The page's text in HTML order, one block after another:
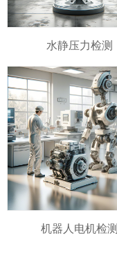
水静压力检测
机器人电机检测